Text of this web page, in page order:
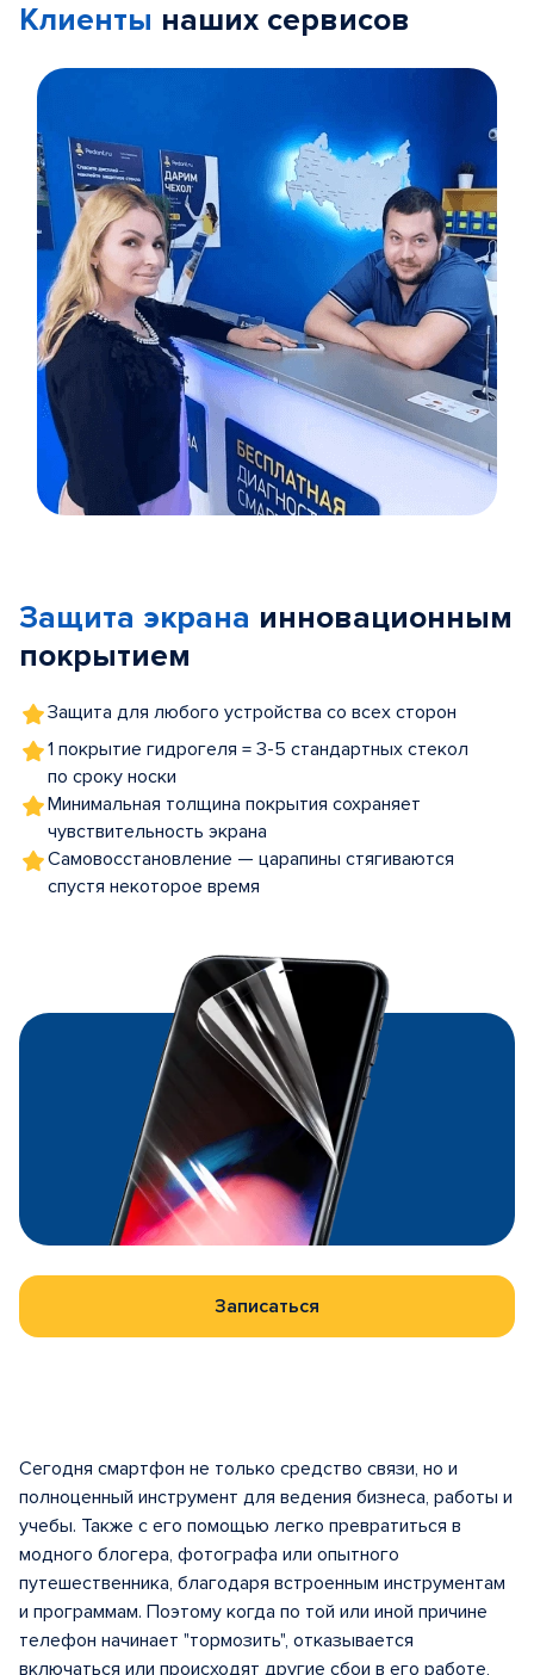
Клиенты наших сервисов
5
Защита экрана инновационным
покрытием
Защита для любого устройства со всех сторон
1 покрытие гидрогеля = 3-5 стандартных стекол
по сроку носки
Минимальная толщина покрытия сохраняет
чувствительность экрана
Самовосстановление — царапины стягиваются
спустя некоторое время
Записаться
Сегодня смартфон не только средство связи, но и
полноценный инструмент для ведения бизнеса, работы и
учебы. Также с его помощью легко превратиться в
модного блогера, фотографа или опытного
путешественника, благодаря встроенным инструментам
и программам. Поэтому когда по той или иной причине
телефон начинает "тормозить", отказывается
включаться или происходят другие сбои в его работе,